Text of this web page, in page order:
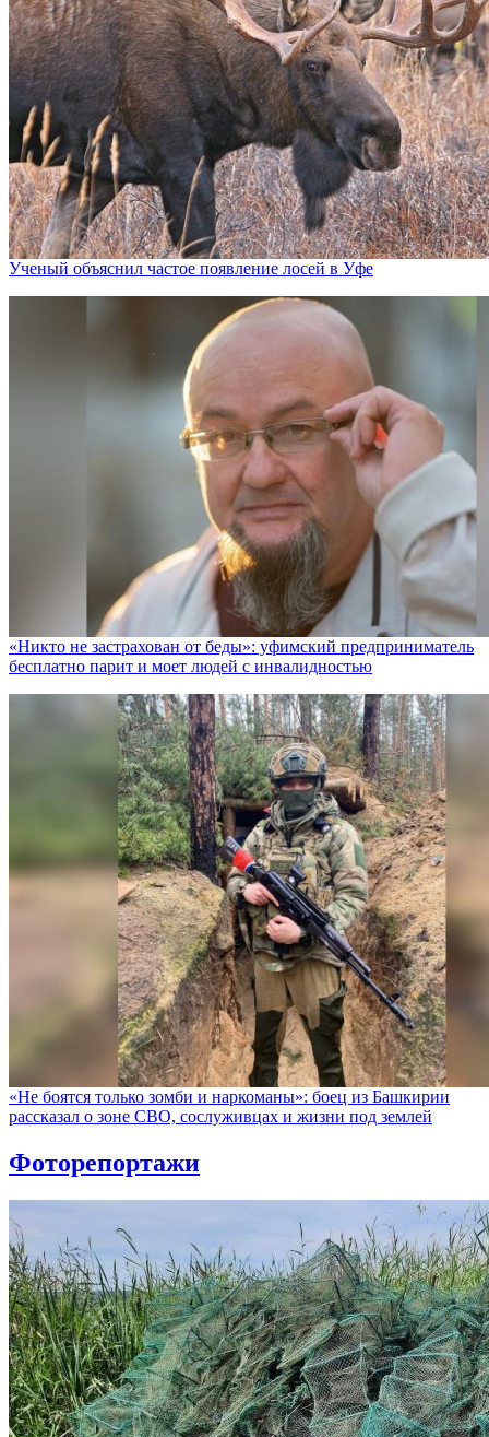
Ученый объяснил частое появление лосей в Уфе
«Никто не заcтрахован от беды»: уфимский предприниматель
бесплатно парит и моет людей с инвалидностью
«Не боятся только зомби и наркоманы»: боец из Башкирии
рассказал о зоне СВО, сослуживцах и жизни под землей
Фоторепортажи